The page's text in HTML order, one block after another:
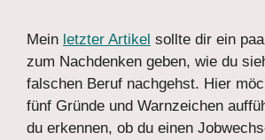
Mein letzter Artikel sollte dir ein
zum Nachdenken geben, wie du
falschen Beruf nachgehst. Hier
fünf Gründe und Warnzeichen
du erkennen, ob du einen